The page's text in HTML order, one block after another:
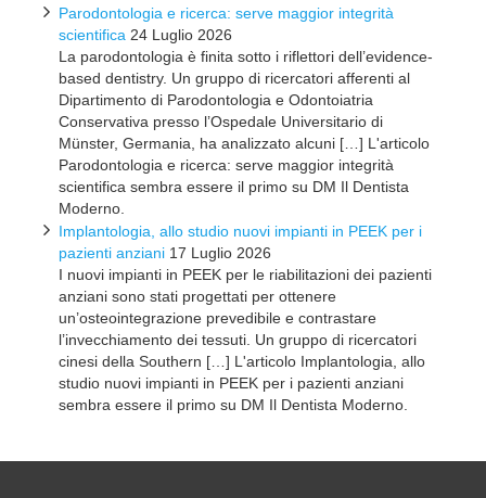
Parodontologia e ricerca: serve maggior integrità
scientifica 24 Luglio 2026
La parodontologia è finita sotto i riflettori dell’evidence-
based dentistry. Un gruppo di ricercatori afferenti al
Dipartimento di Parodontologia e Odontoiatria
Conservativa presso l’Ospedale Universitario di
Münster, Germania, ha analizzato alcuni […] L'articolo
Parodontologia e ricerca: serve maggior integrità
scientifica sembra essere il primo su DM Il Dentista
Moderno.
Implantologia, allo studio nuovi impianti in PEEK per i
pazienti anziani 17 Luglio 2026
I nuovi impianti in PEEK per le riabilitazioni dei pazienti
anziani sono stati progettati per ottenere
un’osteointegrazione prevedibile e contrastare
l’invecchiamento dei tessuti. Un gruppo di ricercatori
cinesi della Southern […] L'articolo Implantologia, allo
studio nuovi impianti in PEEK per i pazienti anziani
sembra essere il primo su DM Il Dentista Moderno.